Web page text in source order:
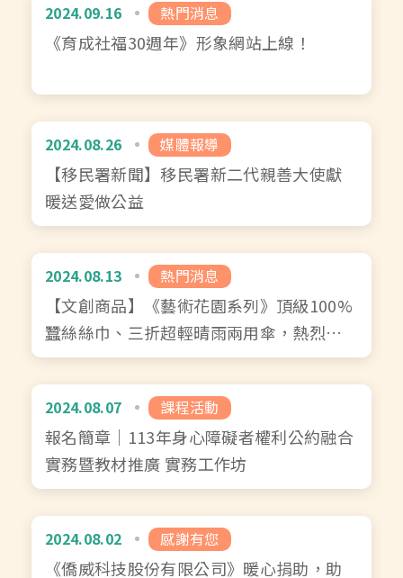
2024.09.16 熱門消息
《育成社福30週年》形象網站上線！
2024.08.26 媒體報導
【移民署新聞】移民署新二代親善大使獻
暖送愛做公益
2024.08.13 熱門消息
【文創商品】《藝術花園系列》頂級100%
蠶絲絲巾、三折超輕晴雨兩用傘，熱烈販
售中...
2024.08.07 課程活動
報名簡章｜113年身心障礙者權利公約融合
實務暨教材推廣 實務工作坊
2024.08.02 感謝有您
《僑威科技股份有限公司》暖心捐助，助